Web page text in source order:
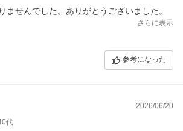
ませんでした。ありがとうございました。
さらに表示
参考になった
2026/06/20
代